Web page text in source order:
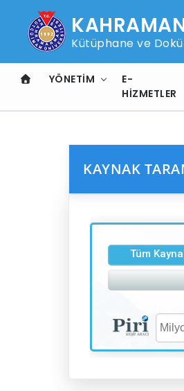
Kütüphane ve
YÖNETIM
E-
HIZMETLER
KAYNAK